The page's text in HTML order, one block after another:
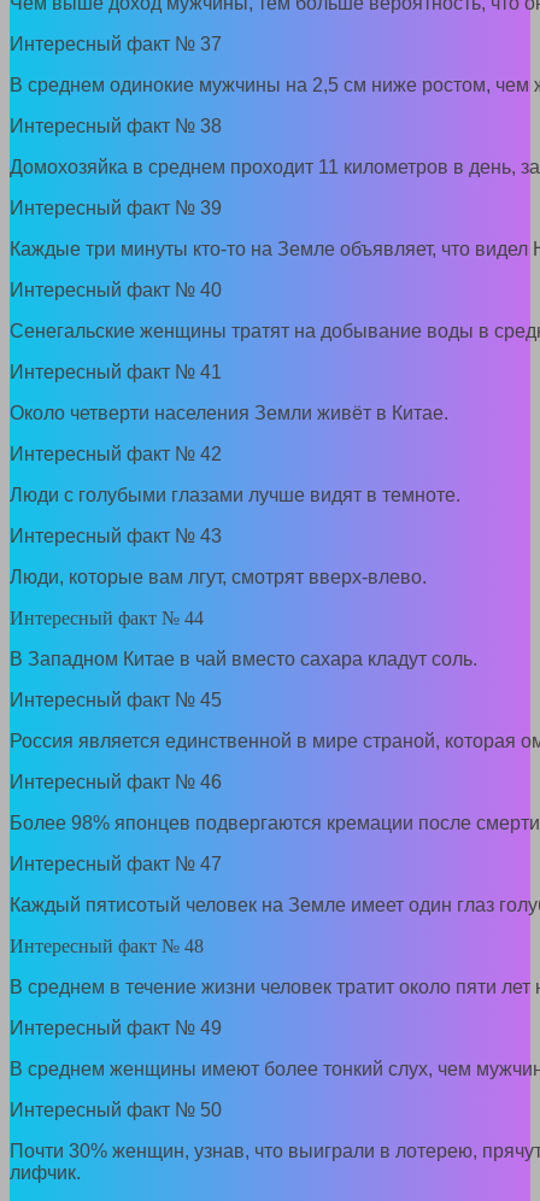
Интересный факт № 37
В среднем одинокие мужчины на 2,5 см ниже ростом, чем
Интересный факт № 38
Домохозяйка в среднем проходит 11 километров в день,
Интересный факт № 39
Каждые три минуты кто-то на Земле объявляет, что
Интересный факт № 40
Сенегальские женщины тратят на добывание воды в
Интересный факт № 41
Около четверти населения Земли живёт в Китае.
Интересный факт № 42
Люди с голубыми глазами лучше видят в темноте.
Интересный факт № 43
Люди, которые вам лгут, смотрят вверх-влево.
Интересный факт № 44
В Западном Китае в чай вместо сахара кладут соль.
Интересный факт № 45
Россия является единственной в мире страной, которая
Интересный факт № 46
Более 98% японцев подвергаются кремации после
Интересный факт № 47
Каждый пятисотый человек на Земле имеет один глаз
Интересный факт № 48
В среднем в течение жизни человек тратит около пяти лет
Интересный факт № 49
В среднем женщины имеют более тонкий слух, чем
Интересный факт № 50
Почти 30% женщин, узнав, что выиграли в лотерею,
лифчик.